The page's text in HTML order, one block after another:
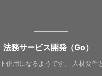
法務サービス開発（Go）
併用になるようです。 人材要件